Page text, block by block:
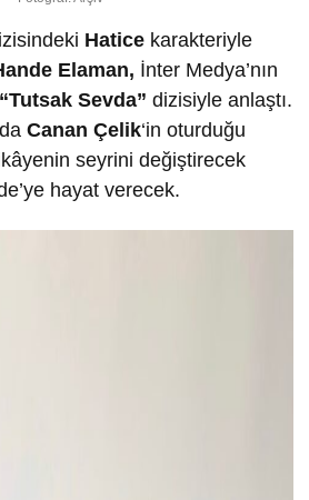
Hatice karakteriyle
Elaman, İnter Medya’nın
“Tutsak Sevda” dizisiyle anlaştı.
Canan Çelik‘in oturduğu
seyrini değiştirecek
hayat verecek.